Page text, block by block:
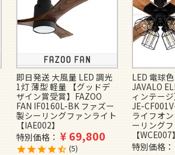
即日発送 大風量 LED 調光
1灯 薄型 軽量 【グッドデ
ザイン賞受賞】FAZOO
FAN IF0160L-BK ファズー
製シーリングファンライト
【IAE002】
特別価格
¥ 69,800
5
LED 電球
JAVALO
ィンテー
JE-
ライフオ
ーリング
【WCE007】
特別価格